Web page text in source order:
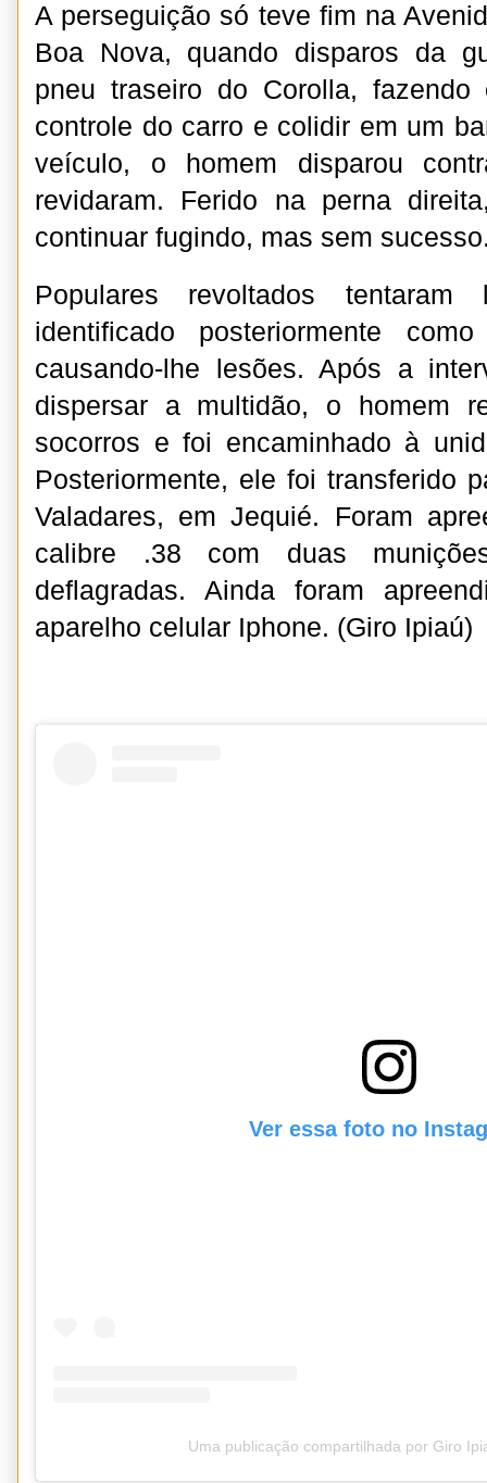
A perseguição só teve fim na
Boa Nova, quando disparos da
pneu traseiro do Corolla,
controle do carro e colidir em um
veículo, o homem disparou
revidaram. Ferido na perna
continuar fugindo, mas sem
Populares revoltados
identificado posteriormente
causando-lhe lesões. Após a
dispersar a multidão, o homem
socorros e foi encaminhado à
Posteriormente, ele foi transferido
Valadares, em Jequié. Foram
calibre .38 com duas
deflagradas. Ainda foram
aparelho celular Iphone. (Giro Ipiaú)
Ver essa foto no
Uma publicação compartilhada por Giro